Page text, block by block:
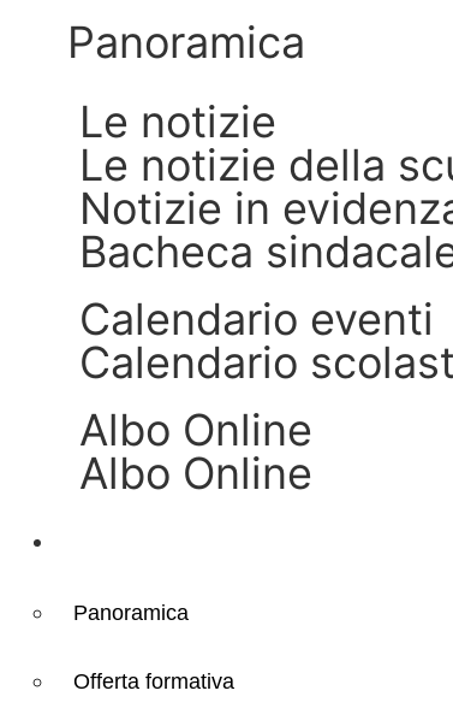
Panoramica
Le notizie
Le notizie della
Notizie in
Bacheca
Calendario eventi
Calendario
Albo Online
Albo Online
Panoramica
Offerta formativa